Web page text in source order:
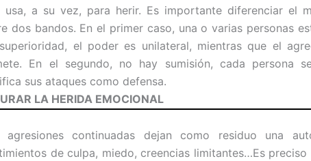
usa, a su vez, para herir. Es importante diferenciar el
dos bandos. En el primer caso, una o varias personas
el poder es unilateral, mientras que el
En el segundo, no hay sumisión, cada persona
sus ataques como defensa.
LA HERIDA EMOCIONAL
agresiones continuadas dejan como residuo una
de culpa, miedo, creencias limitantes…Es